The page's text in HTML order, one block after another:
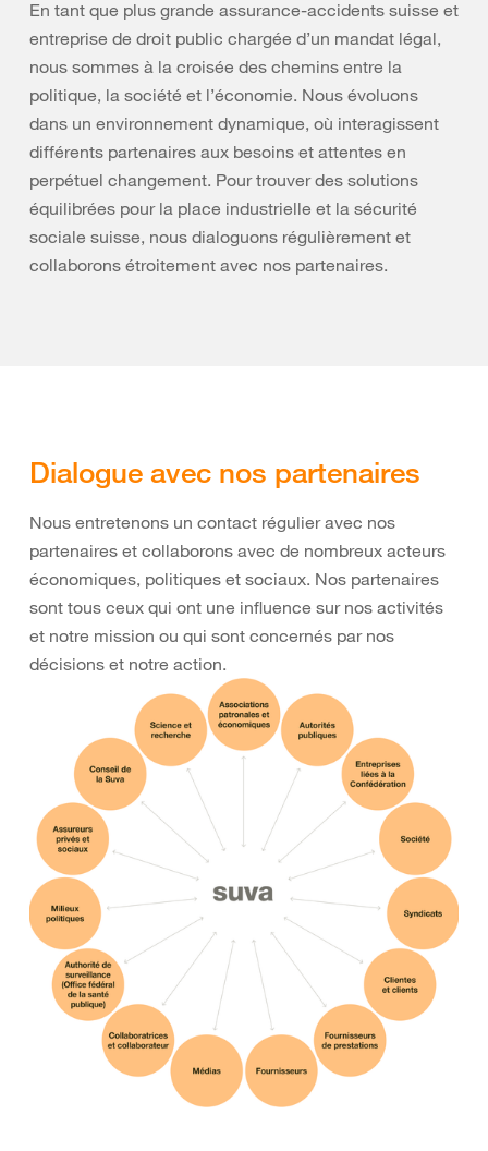
En tant que plus grande assurance-accidents suisse et
entreprise de droit public chargée d’un mandat légal,
nous sommes à la croisée des chemins entre la
politique, la société et l’économie. Nous évoluons
dans un environnement dynamique, où interagissent
différents partenaires aux besoins et attentes en
perpétuel changement. Pour trouver des solutions
équilibrées pour la place industrielle et la sécurité
sociale suisse, nous dialoguons régulièrement et
collaborons étroitement avec nos partenaires.
Dialogue avec nos partenaires
Nous entretenons un contact régulier avec nos
partenaires et collaborons avec de nombreux acteurs
économiques, politiques et sociaux. Nos partenaires
sont tous ceux qui ont une influence sur nos activités
et notre mission ou qui sont concernés par nos
décisions et notre action.